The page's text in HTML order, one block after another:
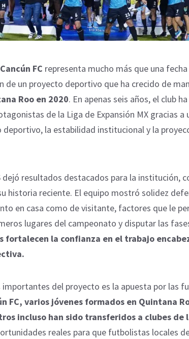
FC representa mucho más que una
de un proyecto deportivo que ha crecido de
Roo en 2020. En apenas seis años, el club
de la Liga de Expansión MX gracias a
la estabilidad institucional y la
resultados destacados para la institución,
historia reciente. El equipo mostró solidez
en casa como de visitante, factores que le
lugares del campeonato y disputar las
fortalecen la confianza en el trabajo
del proyecto es la apuesta por las
FC, varios jóvenes formados en Quintana
incluso han sido transferidos a clubes de
reales para que futbolistas locales